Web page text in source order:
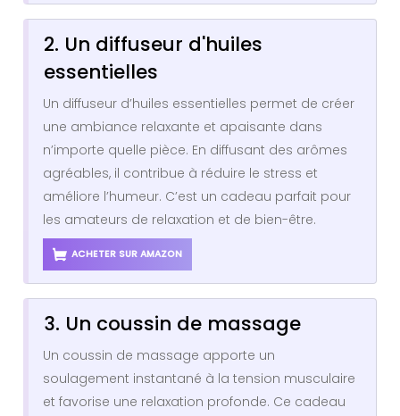
2. Un diffuseur d'huiles
essentielles
Un diffuseur d’huiles essentielles permet de créer
une ambiance relaxante et apaisante dans
n’importe quelle pièce. En diffusant des arômes
agréables, il contribue à réduire le stress et
améliore l’humeur. C’est un cadeau parfait pour
les amateurs de relaxation et de bien-être.
ACHETER SUR AMAZON
3. Un coussin de massage
Un coussin de massage apporte un
soulagement instantané à la tension musculaire
et favorise une relaxation profonde. Ce cadeau